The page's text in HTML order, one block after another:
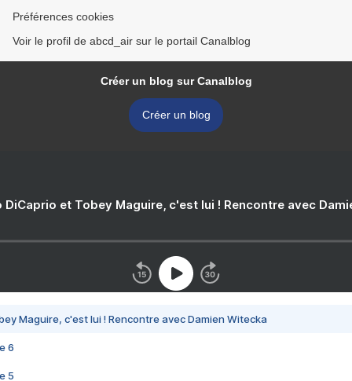
Préférences cookies
Voir le profil de abcd_air sur le portail Canalblog
Créer un blog sur Canalblog
Créer un blog
DiCaprio et Tobey Maguire, c'est lui ! Rencontre avec
Maguire, c'est lui ! Rencontre avec Damien Witecka
6
5